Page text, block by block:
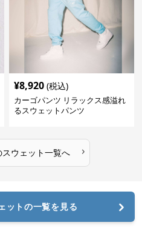
¥8,920 (税込)
カーゴパンツ リラックス感溢れ
るスウェットパンツ
スウェット一覧へ ›
ットの一覧を見る